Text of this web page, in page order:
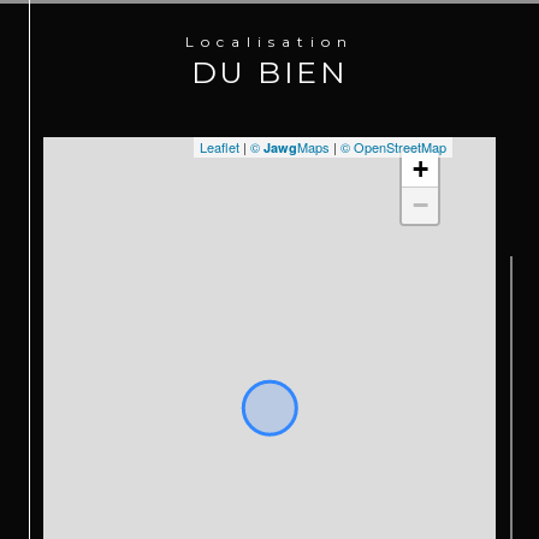
- PZR 2021 : zone blanche
-Prix frais d’agence inclus, à la charge du vendeur :
4 950 000 USD
- Charges : en cours
Retrouvez également toutes nos exclusivités sur
@sxmrealestatelistings.
Localisation
DU BIEN
+
−
Leaflet | © JawgMaps | © OpenStreetMap